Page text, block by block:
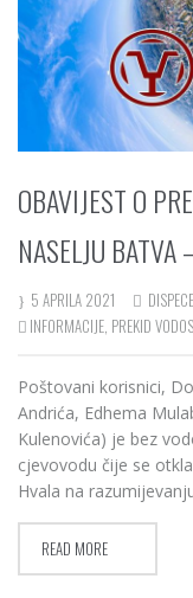
OBAVIJEST O
NASELJU
5 APRILA 2021
INFORMACIJE PREKID
Poštovani korisnici,
Andrića, Edhema
Kulenovića) je bez
cjevovodu čije se
Hvala na
READ MORE